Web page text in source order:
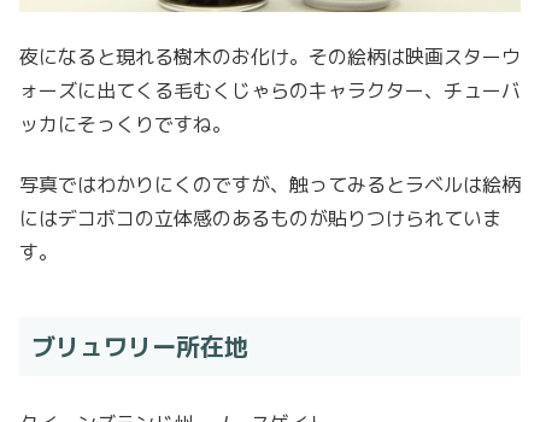
夜になると現れる樹木のお化け。その絵柄は映画スターウ
ォーズに出てくる毛むくじゃらのキャラクター、チューバ
ッカにそっくりですね。
写真ではわかりにくのですが、触ってみるとラベルは絵柄
にはデコボコの立体感のあるものが貼りつけられていま
す。
ブリュワリー所在地